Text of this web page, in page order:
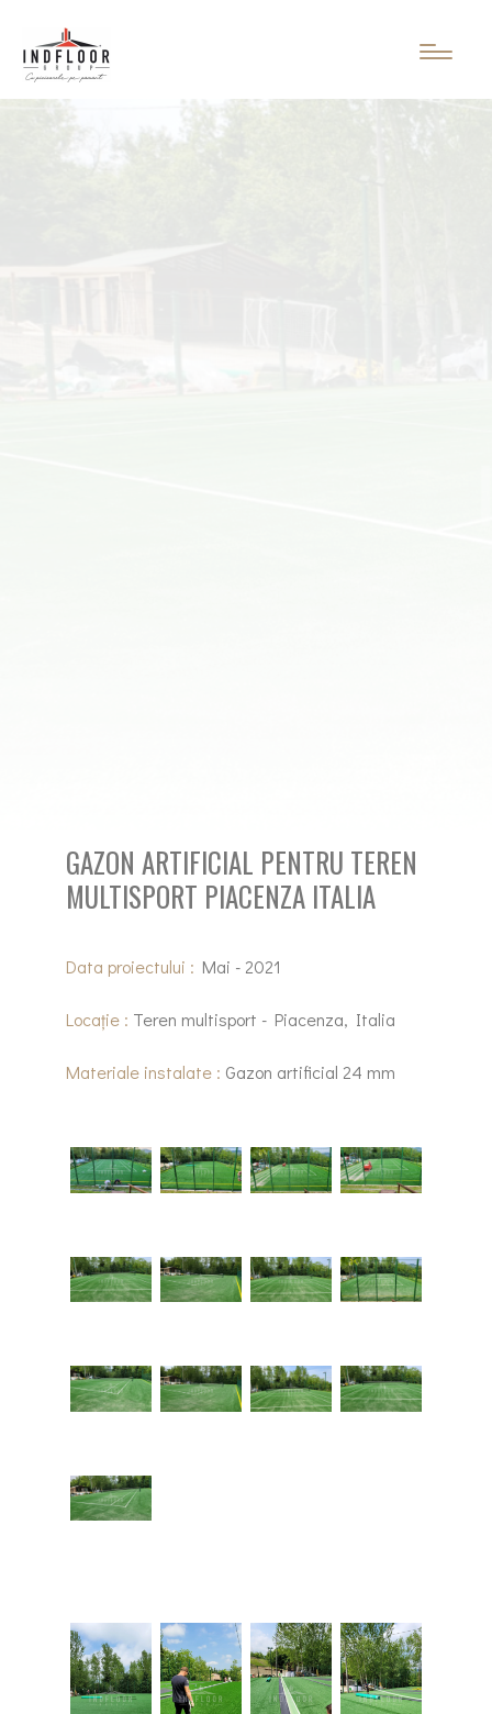
GAZON ARTIFICIAL PENTRU TEREN
MULTISPORT PIACENZA ITALIA
Data proiectului : Mai - 2021
Locație : Teren multisport - Piacenza, Italia
Materiale instalate : Gazon artificial 24 mm